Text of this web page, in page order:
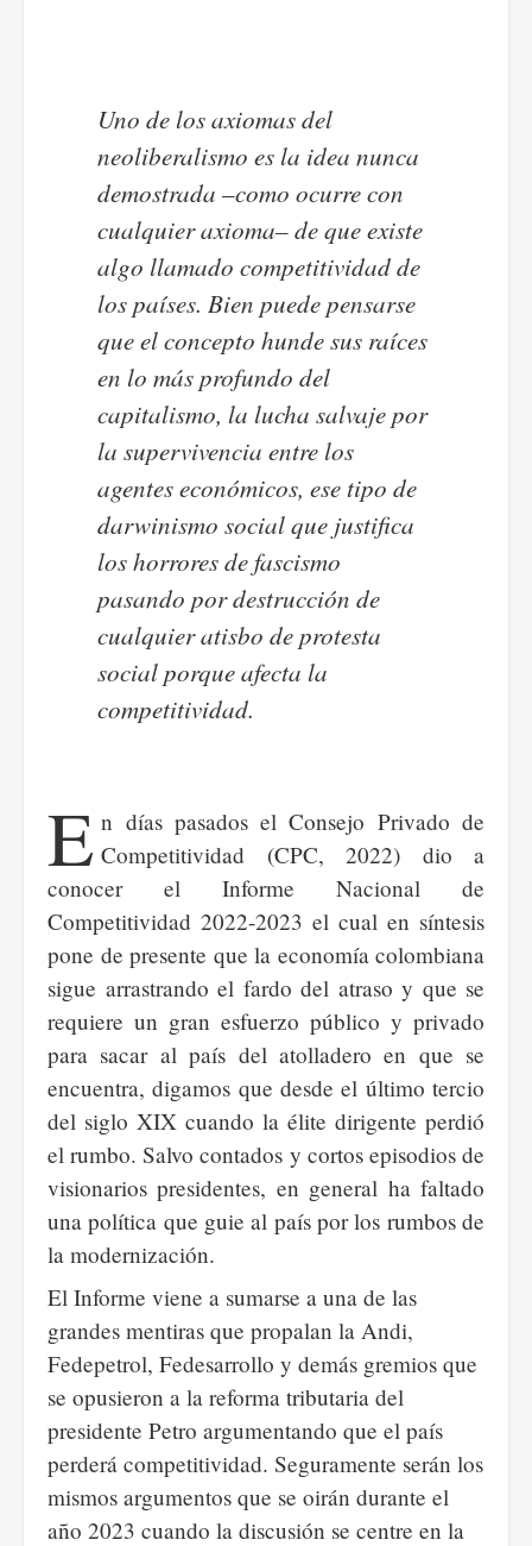
Uno de los axiomas del
neoliberalismo es la idea nunca
demostrada –como ocurre con
cualquier axioma– de que existe
algo llamado competitividad de
los países. Bien puede pensarse
que el concepto hunde sus raíces
en lo más profundo del
capitalismo, la lucha salvaje por
la supervivencia entre los
agentes económicos, ese tipo de
darwinismo social que justifica
los horrores de fascismo
pasando por destrucción de
cualquier atisbo de protesta
social porque afecta la
competitividad.
E n días pasados el Consejo Privado de
Competitividad (CPC, 2022) dio a
conocer el Informe Nacional de
Competitividad 2022-2023 el cual en síntesis
pone de presente que la economía colombiana
sigue arrastrando el fardo del atraso y que se
requiere un gran esfuerzo público y privado
para sacar al país del atolladero en que se
encuentra, digamos que desde el último tercio
del siglo XIX cuando la élite dirigente perdió
el rumbo. Salvo contados y cortos episodios de
visionarios presidentes, en general ha faltado
una política que guie al país por los rumbos de
la modernización.
El Informe viene a sumarse a una de las
grandes mentiras que propalan la Andi,
Fedepetrol, Fedesarrollo y demás gremios que
se opusieron a la reforma tributaria del
presidente Petro argumentando que el país
perderá competitividad. Seguramente serán los
mismos argumentos que se oirán durante el
año 2023 cuando la discusión se centre en la